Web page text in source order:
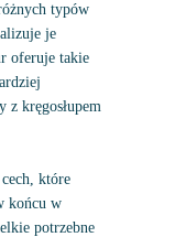
typów
je
oferuje takie
z kręgosłupem
które
końcu w
potrzebne